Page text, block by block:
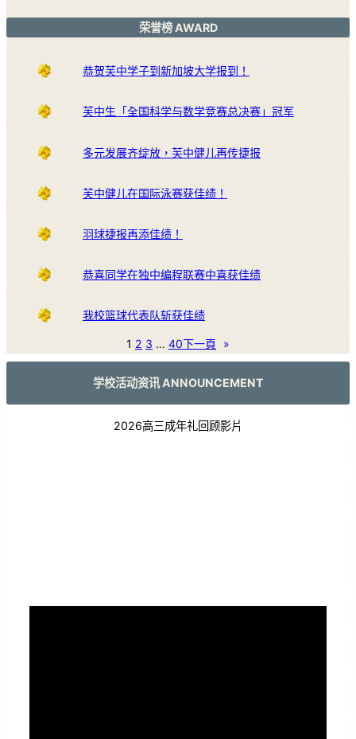
荣誉榜 AWARD
恭贺芙中学子到新加坡大学报到！
芙中生「全国科学与数学竞赛总决赛」冠军
多元发展齐绽放，芙中健儿再传捷报
芙中健儿在国际泳赛获佳绩！
羽球捷报再添佳绩！
恭喜同学在独中编程联赛中喜获佳绩
我校篮球代表队斩获佳绩
1 2 3 … 40下一頁 »
学校活动资讯 ANNOUNCEMENT
2026高三成年礼回顾影片